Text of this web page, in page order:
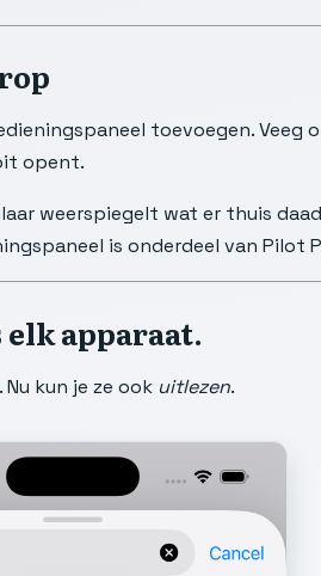
toevoegen. Veeg
opent.
weerspiegelt wat er thuis
is onderdeel van Pilot
apparaat.
kun je ze ook uitlezen.